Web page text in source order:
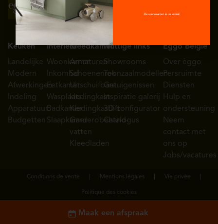
sociale media
nieuwsbrief
Keuken
Landelijke
Modern
Afwerkingen
Indeling
Apparatuur
Budgetten
Interieur
Woonkamer
Inkomhal
Eetkamer
Wasplaats
Badkamer
Slaapkamer
Kleedkamer
Armaturen
Schoenenrek
Uitschuifbare
kledingkast
Kledingkastlift
Garderobehand-
vatten
Kleedladen
Nuttige links
Showrooms
Toonzaalmodellen
Getuigenissen
Inspiratie galerij
3D-configurator
Catalogus
Eggo België
Over èggo
Persruimte
Diensten
Hulp en
ondersteuning
Neem
contact met
ons op
Jobs/vacatures
Conditions de vente Mentions légales Vie privée
Politique des cookies
Maak een afspraak